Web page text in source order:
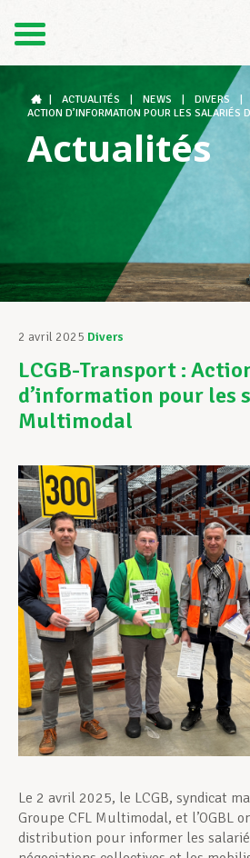
DE
Le LCGB
Structures syndicales
Assistance au Travail
Vos droits
Développement
Devenir Membre
Actualités
ACTUALITÉS NEWS DIVERS
ACTION D’INFORMATION POUR LES SALARIÉS
Actualités
2 avril 2025 Divers
LCGB-Transport :
d’information pour les
Multimodal
Le 2 avril 2025, le LCGB, syndicat
Groupe CFL Multimodal, et l’OGBL
distribution pour informer les